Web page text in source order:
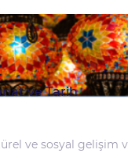
ve Tarih
ve sosyal gelişim